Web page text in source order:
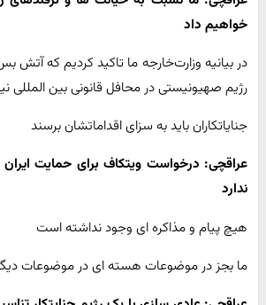
خواهیم داد
در بیانیه وزارت‌خارجه ما تاکید کردیم که آتش
رژیم صهیونیستی در محافل قانونی بین المللی
جنایاتکاران باید به سزای اقداماتشان برسند
عراقچی: درخواست ویتکاف برای حمایت
ندارد
هیچ پیام و مذاکره ای وجود نداشته است
ما بجز در موضوعات هسته ای در موضوعات